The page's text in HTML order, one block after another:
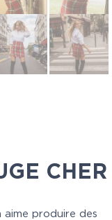
CHER
aime produire des